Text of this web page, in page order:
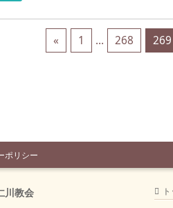
« 1 … 268 269
ポリシー
川教会